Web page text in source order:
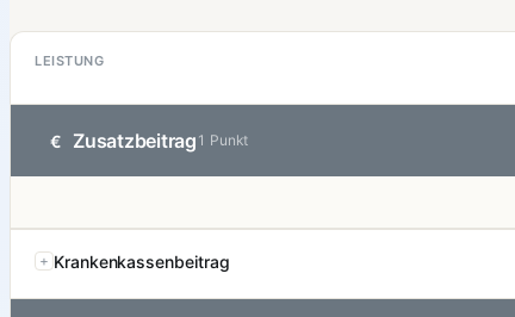
LEISTUNG
€ Zusatzbeitrag 1 Punkt
Krankenkassenbeitrag